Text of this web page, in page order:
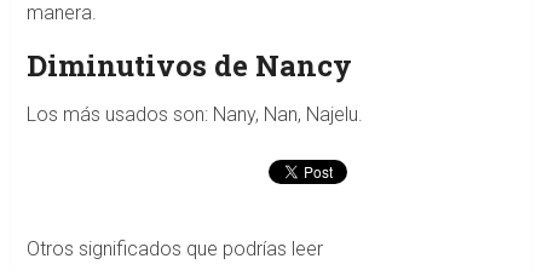
manera.
Diminutivos de Nancy
Los más usados son: Nany, Nan, Najelu.
Otros significados que podrías leer